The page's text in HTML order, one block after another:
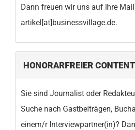
Dann freuen wir uns auf Ihre
artikel[at]businessvillage.de.
HONORARFREIER CONTENT
Sie sind Journalist oder
Suche nach Gastbeiträgen,
einem/r Interviewpartner(in)?